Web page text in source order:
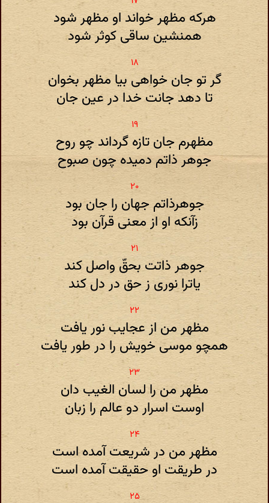
هرکه مظهر خواند او مظهر شود
همنشین ساقی کوثر شود
گر تو جان خواهی بیا مظهر بخوان
تا دهد جانت خدا در عین جان
مظهرم جان تازه گرداند چو روح
جوهر ذاتم دمیده چون صبوح
جوهرذاتم جهان را جان بود
زآنکه او از معنی قرآن بود
جوهر ذاتت بحقّ واصل کند
یاترا نوری ز حق در دل کند
مظهر من از عجایب نور یافت
همچو موسی خویش را در طور یافت
مظهر من را لسان الغیب دان
اوست اسرار دو عالم را زبان
مظهر من در شریعت آمده است
در طریقت او حقیقت آمده است